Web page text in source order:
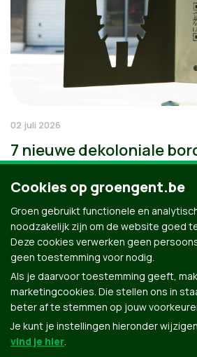
02 juli 2026
7 nieuwe dekoloniale
Cookies op groengent.be
Groen gebruikt functionele en
noodzakelijk zijn om de website goed
Deze cookies verwerken geen
geen toestemming voor nodig.
Als je daarvoor toestemming geeft,
marketingcookies. Die stellen ons in
beter af te stemmen op jouw
Je kunt je instellingen hieronder
vind je hier.